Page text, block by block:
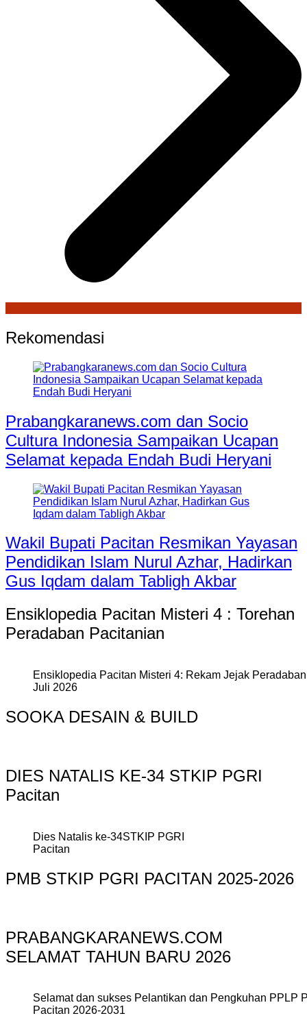
Rekomendasi
Prabangkaranews.com dan Socio
Cultura Indonesia Sampaikan Ucapan
Selamat kepada Endah Budi Heryani
Wakil Bupati Pacitan Resmikan Yayasan
Pendidikan Islam Nurul Azhar, Hadirkan
Gus Iqdam dalam Tabligh Akbar
Ensiklopedia Pacitan Misteri 4 : Torehan
Peradaban Pacitanian
Ensiklopedia Pacitan Misteri 4: Rekam Jejak
Juli 2026
SOOKA DESAIN & BUILD
DIES NATALIS KE-34 STKIP PGRI
Pacitan
Dies Natalis ke-34STKIP PGRI
Pacitan
PMB STKIP PGRI PACITAN 2025-2026
PRABANGKARANEWS.COM
SELAMAT TAHUN BARU 2026
Selamat dan sukses Pelantikan dan Pengkuhan PPLP
Pacitan 2026-2031